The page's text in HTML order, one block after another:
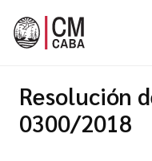
Resolución
0300/2018